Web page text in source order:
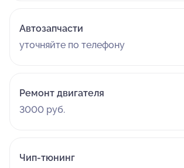
Автозапчасти
уточняйте по телефону
Ремонт двигателя
3000 руб.
Чип-тюнинг